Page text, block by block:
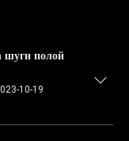
шуги полой
10-19